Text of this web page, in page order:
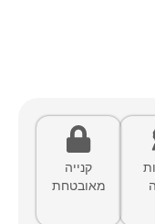
קנייה
מאובטחת